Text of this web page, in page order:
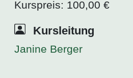
Kurspreis: 100,00 €
Kursleitung
Janine Berger